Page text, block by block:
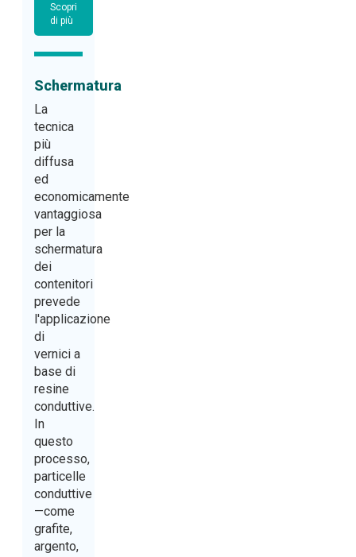
Scopri
di più
Schermatura
La
tecnica
più
diffusa
ed
economicamente
vantaggiosa
per la
schermatura
dei
contenitori
prevede
l'applicazione
di
vernici a
base di
resine
conduttive.
In
questo
processo,
particelle
conduttive
—come
grafite,
argento,